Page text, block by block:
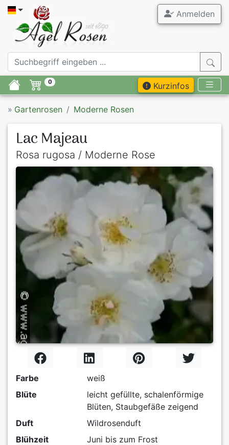
Anmelden
0 Kurzinfos
» Gartenrosen Moderne Rosen
Lac Majeau
Rosa rugosa / Moderne Rose
Farbe
weiß
Blüte
leicht gefüllte, schalenförmige
Blüten, Staubgefäße zeigend
Duft
Wildrosenduft
Blühzeit
Juni bis zum Frost